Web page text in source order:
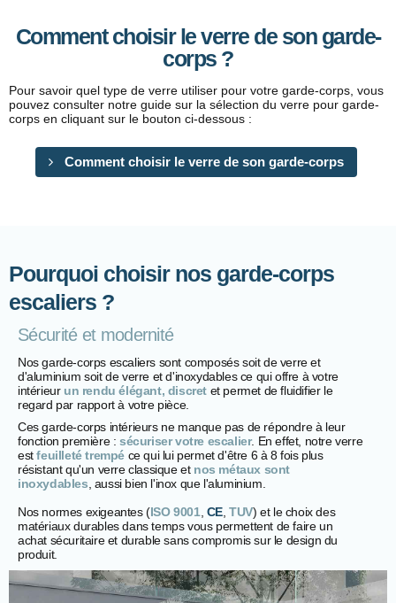
Comment choisir le verre de son garde-
corps ?
Pour savoir quel type de verre utiliser pour votre garde-corps, vous
pouvez consulter notre guide sur la sélection du verre pour garde-
corps en cliquant sur le bouton ci-dessous :
Comment choisir le verre de son garde-corps
Pourquoi choisir nos garde-corps
escaliers ?
Sécurité et modernité
Nos garde-corps escaliers sont composés soit de verre et
d'aluminium soit de verre et d'inoxydables ce qui offre à votre
intérieur un rendu élégant, discret et permet de fluidifier le
regard par rapport à votre pièce.
Ces garde-corps intérieurs ne manque pas de répondre à leur
fonction première : sécuriser votre escalier. En effet, notre verre
estfeuilleté trempé ce qui lui permet d'être 6 à 8 fois plus
résistant qu'un verre classique et nos métaux sont
inoxydables, aussi bien l'inox que l'aluminium.
Nos normes exigeantes (ISO 9001, CE,TUV) et le choix des
matériaux durables dans temps vous permettent de faire un
achat sécuritaire et durable sans compromis sur le design du
produit.